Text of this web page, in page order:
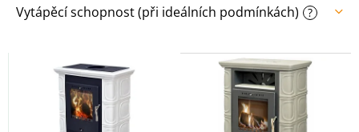
Vytápěcí schopnost (při ideálních podmínkách) ?
V